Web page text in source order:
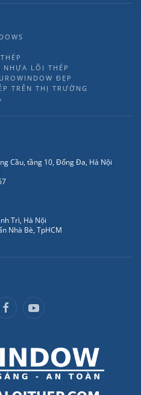
LÕI THÉP
ĐẸP
TRÊN THỊ TRƯỜNG
Cầu, tầng 10, Đống Đa, Hà Nội
Trì, Hà Nội
Nhà Bè, TpHCM